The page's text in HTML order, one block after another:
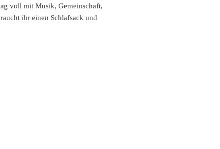
voll mit Musik, Gemeinschaft,
ihr einen Schlafsack und